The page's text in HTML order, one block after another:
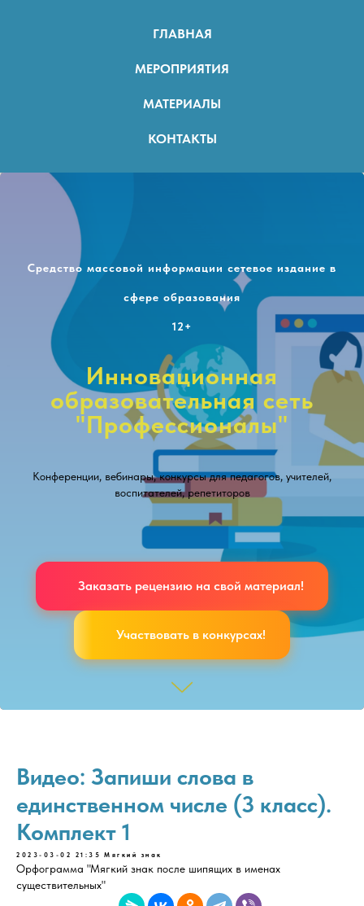
ГЛАВНАЯ
МЕРОПРИЯТИЯ
МАТЕРИАЛЫ
КОНТАКТЫ
Средство массовой информации сетевое издание в
сфере образования
12+
Инновационная
образовательная сеть
"Профессионалы"
Конференции, вебинары, конкурсы для педагогов, учителей,
воспитателей, репетиторов
Заказать рецензию на свой материал!
Участвовать в конкурсах!
Видео: Запиши слова в
единственном числе (3 класс).
Комплект 1
2023-03-02 21:35 Мягкий знак
Орфограмма "Мягкий знак после шипящих в именах
существительных"